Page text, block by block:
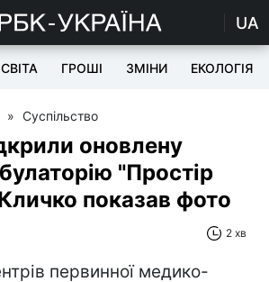
UA
ГРОШІ ЗМІНИ ЕКОЛОГІЯ
» Суспільство
оновлену
"Простір
показав фото
2 хв
первинної медико-